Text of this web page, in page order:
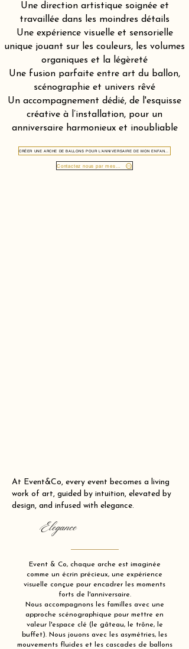
Une direction artistique soignée et
travaillée dans les moindres détails
Une expérience visuelle et sensorielle
unique jouant sur les couleurs, les volumes
organiques et la légèreté
Une fusion parfaite entre art du ballon,
scénographie et univers rêvé
Un accompagnement dédié, de l'esquisse
créative à l’installation, pour un
anniversaire harmonieux et inoubliable
At Event&Co, every event becomes a living
work of art, guided by intuition, elevated by
design, and infused with elegance.
Elegance
Event & Co, chaque arche est imaginée
comme un écrin précieux, une expérience
visuelle conçue pour encadrer les moments
forts de l'anniversaire.
Nous accompagnons les familles avec une
approche scénographique pour mettre en
valeur l'espace clé (le gâteau, le trône, le
buffet). Nous jouons avec les asymétries, les
mouvements fluides et les cascades de ballons